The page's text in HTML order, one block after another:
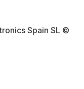
Spain SL ©